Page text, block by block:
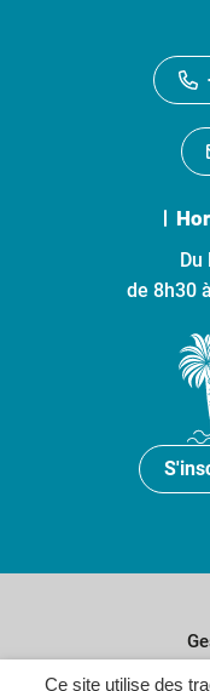
Ce site utilise des
de 8h30